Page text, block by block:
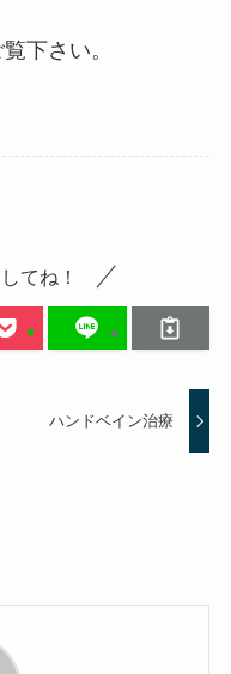
下さい。
てね！
ハンドベイン治療